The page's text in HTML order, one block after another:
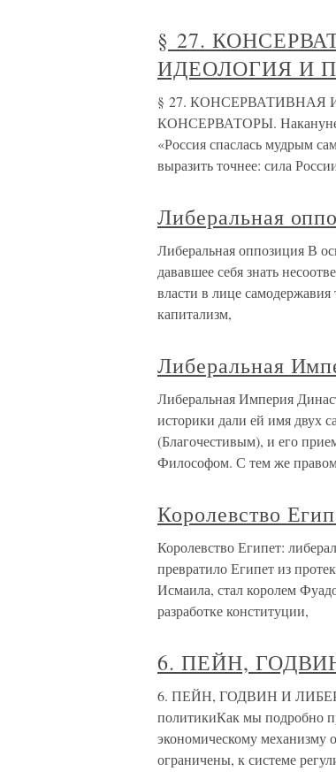
§ 27.
ИДЕОЛОГИЯ И
§ 27.
КОНСЕРВАТОРЫ. Накануне
«Россия спаслась мудрым
выразить точнее: сила
Либеральная
Либеральная оппозиция В
дававшее себя знать
власти в лице
капитализм,
Либеральная
Либеральная Империя
историки дали ей имя двух
(Благочестивым), и его
Философом. С тем же
Королевство
Королевство Египет:
превратило Египет из
Исмаила, стал королем
разработке конституции,
6. ПЕЙН,
6. ПЕЙН, ГОДВИН И
политикиКак мы подробно
экономическому механизму
ограничены, к системе